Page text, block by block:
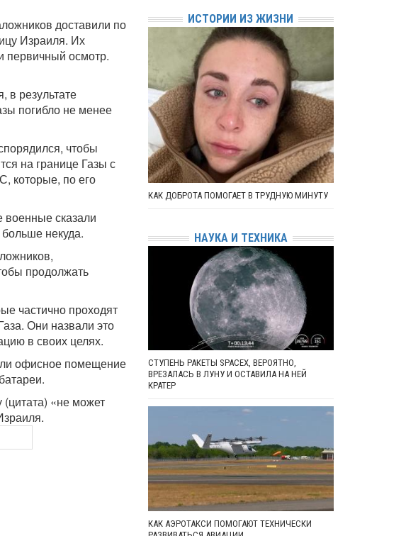
доставили по
Израиля. Их
первичный осмотр.
в результате
погибло не менее
чтобы
на границе Газы с
которые, по его
сказали
некуда.
продолжать
частично проходят
Они назвали это
в своих целях.
офисное помещение
«не может
ИСТОРИИ ИЗ ЖИЗНИ
КАК ДОБРОТА ПОМОГАЕТ В ТРУДНУЮ МИНУТУ
НАУКА И ТЕХНИКА
СТУПЕНЬ РАКЕТЫ SPACEX, ВЕРОЯТНО,
ВРЕЗАЛАСЬ В ЛУНУ И ОСТАВИЛА НА НЕЙ
КРАТЕР
КАК АЭРОТАКСИ ПОМОГАЮТ ТЕХНИЧЕСКИ